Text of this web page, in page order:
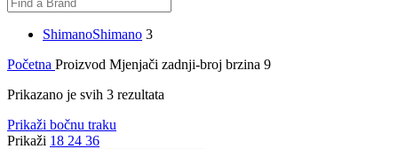
ShimanoShimano 3
Početna Proizvod Mjenjači zadnji-broj brzina 9
Prikazano je svih 3 rezultata
Prikaži bočnu traku
Prikaži 18 24 36